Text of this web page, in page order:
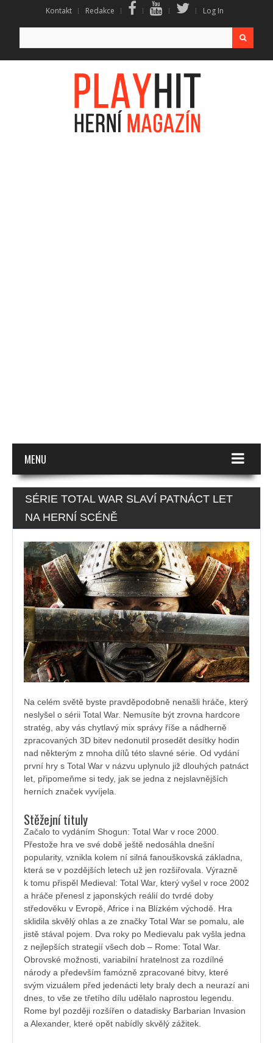
Kontakt Redakce Log In
for:
MENU
SÉRIE TOTAL WAR SLAVÍ PATNÁCT LET
NA HERNÍ SCÉNĚ
Na celém světě byste pravděpodobně nenašli hráče, který
neslyšel o sérii Total War. Nemusíte být zrovna hardcore
stratég, aby vás chytlavý mix správy říše a nádherně
zpracovaných 3D bitev nedonutil prosedět desítky hodin
nad některým z mnoha dílů této slavné série. Od vydání
první hry s Total War v názvu uplynulo již dlouhých patnáct
let, připomeňme si tedy, jak se jedna z nejslavnějších
herních značek vyvíjela.
Stěžejní tituly
Začalo to vydáním Shogun: Total War v roce 2000.
Přestože hra ve své době ještě nedosáhla dnešní
popularity, vznikla kolem ní silná fanouškovská základna,
která se v pozdějších letech už jen rozšiřovala. Výrazně
k tomu přispěl Medieval: Total War, který vyšel v roce 2002
a hráče přenesl z japonských reálií do tvrdé doby
středověku v Evropě, Africe i na Blízkém východě. Hra
sklidila skvělý ohlas a ze značky Total War se pomalu, ale
jistě stával pojem. Dva roky po Medievalu pak vyšla jedna
z nejlepších strategií všech dob – Rome: Total War.
Obrovské možnosti, variabilní hratelnost za rozdílné
národy a především famózně zpracované bitvy, které
svým vizuálem před jedenácti lety braly dech a neurazí ani
dnes, to vše ze třetího dílu udělalo naprostou legendu.
Rome byl později rozšířen o datadisky Barbarian Invasion
a Alexander, které opět nabídly skvělý zážitek.